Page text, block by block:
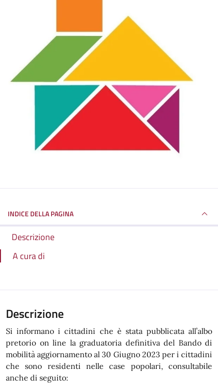
INDICE DELLA PAGINA
Descrizione
A cura di
Descrizione
Si informano i cittadini che è stata pubblicata all’albo
pretorio on line la graduatoria definitiva del Bando di
mobilità aggiornamento al 30 Giugno 2023 per i cittadini
che sono residenti nelle case popolari, consultabile
anche di seguito: